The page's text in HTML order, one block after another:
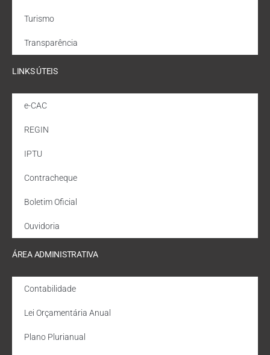
Turismo
Transparência
LINKS ÚTEIS
e-CAC
REGIN
IPTU
Contracheque
Boletim Oficial
Ouvidoria
ÁREA ADMINISTRATIVA
Contabilidade
Lei Orçamentária Anual
Plano Plurianual